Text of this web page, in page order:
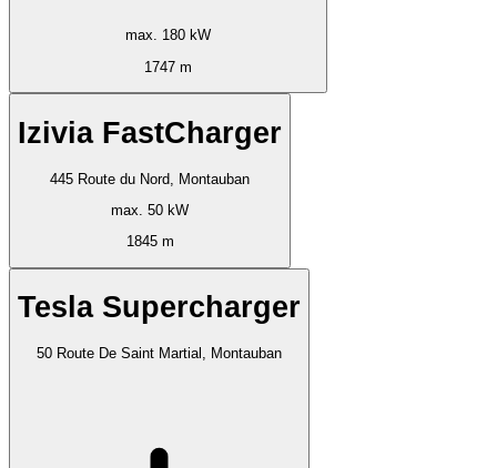
max. 180 kW
1747 m
Izivia FastCharger
445 Route du Nord, Montauban
max. 50 kW
1845 m
Tesla Supercharger
50 Route De Saint Martial, Montauban